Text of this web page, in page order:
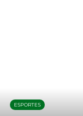
ESPORTES